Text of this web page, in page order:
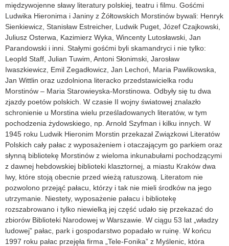
międzywojenne sławy literatury polskiej, teatru i filmu. Gośćmi
Ludwika Hieronima i Janiny z Żółtowskich Morstinów bywali: Henryk
Sienkiewicz, Stanisław Estreicher, Ludwik Puget, Józef Czajkowski,
Juliusz Osterwa, Kazimierz Wyka, Wincenty Lutosławski, Jan
Parandowski i inni. Stałymi gośćmi byli skamandryci i nie tylko:
Leopld Staff, Julian Tuwim, Antoni Słonimski, Jarosław
Iwaszkiewicz, Emil Zegadłowicz, Jan Lechoń, Maria Pawlikowska,
Jan Wittlin oraz uzdolniona literacko przedstawicielka rodu
Morstinów – Maria Starowieyska-Morstinowa. Odbyły się tu dwa
zjazdy poetów polskich. W czasie II wojny światowej znalazło
schronienie u Morstina wielu prześladowanych literatów, w tym
pochodzenia żydowskiego, np. Arnold Szyfman i kilku innych. W
1945 roku Ludwik Hieronim Morstin przekazał Związkowi Literatów
Polskich cały pałac z wyposażeniem i otaczającym go parkiem oraz
słynną bibliotekę Morstinów z wieloma inkunabułami pochodzącymi
z dawnej hebdowskiej biblioteki klasztornej, a miastu Kraków dwa
lwy, które stoją obecnie przed wieżą ratuszową. Literatom nie
pozwolono przejąć pałacu, którzy i tak nie mieli środków na jego
utrzymanie. Niestety, wyposażenie pałacu i bibliotekę
rozszabrowano i tylko niewielką jej część udało się przekazać do
zbiorów Biblioteki Narodowej w Warszawie. W ciągu 53 lat „władzy
ludowej” pałac, park i gospodarstwo popadało w ruinę. W końcu
1997 roku pałac przejęła firma „Tele-Fonika” z Myślenic, która